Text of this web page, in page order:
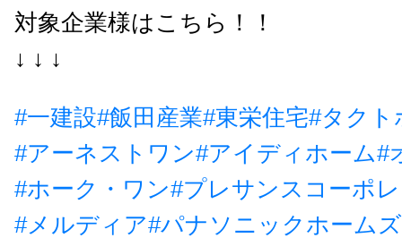
対象企業様はこちら！！
↓ ↓ ↓
#一建設#飯田産業#東栄住宅#タクト
#アーネストワン#アイディホーム#
#ホーク・ワン#プレサンスコーポ
#メルディア#パナソニックホームズ